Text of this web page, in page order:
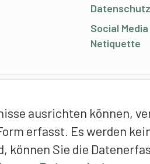
ausrichten können,
erfasst. Es werden
Sie die
Datenschutz
Social Media
Netiquette